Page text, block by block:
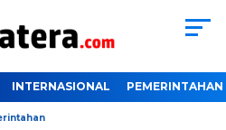
INTERNASIONAL PEMERINTAHAN